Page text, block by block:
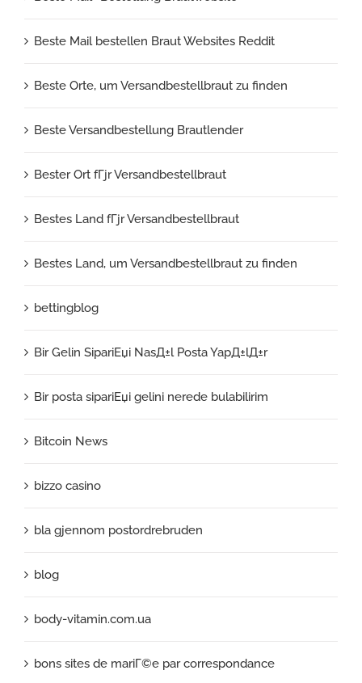
Beste Mail bestellen Braut Websites Reddit
Beste Orte, um Versandbestellbraut zu finden
Beste Versandbestellung Brautlender
Bester Ort fГјr Versandbestellbraut
Bestes Land fГјr Versandbestellbraut
Bestes Land, um Versandbestellbraut zu finden
bettingblog
Bir Gelin SipariЕџi NasД±l Posta YapД±lД±r
Bir posta sipariЕџi gelini nerede bulabilirim
Bitcoin News
bizzo casino
bla gjennom postordrebruden
blog
body-vitamin.com.ua
bons sites de mariГ©e par correspondance